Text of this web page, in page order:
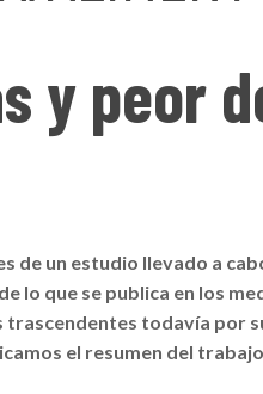
y peor
de un estudio llevado a
lo que se publica en los
trascendentes todavía por
el resumen del